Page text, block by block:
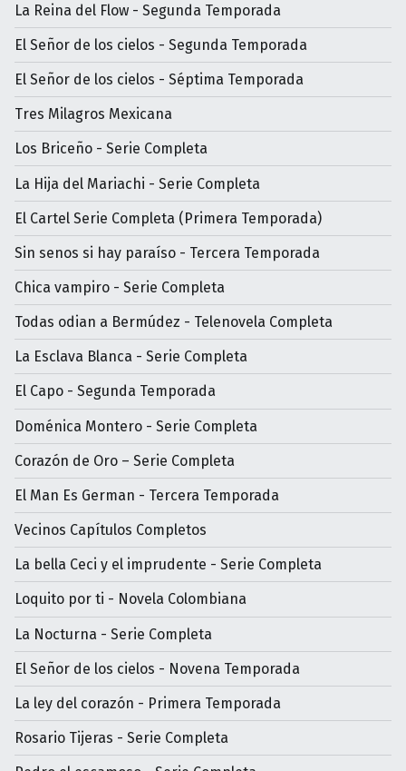
La Reina del Flow - Segunda Temporada
El Señor de los cielos - Segunda Temporada
El Señor de los cielos - Séptima Temporada
Tres Milagros Mexicana
Los Briceño - Serie Completa
La Hija del Mariachi - Serie Completa
El Cartel Serie Completa (Primera Temporada)
Sin senos si hay paraíso - Tercera Temporada
Chica vampiro - Serie Completa
Todas odian a Bermúdez - Telenovela Completa
La Esclava Blanca - Serie Completa
El Capo - Segunda Temporada
Doménica Montero - Serie Completa
Corazón de Oro – Serie Completa
El Man Es German - Tercera Temporada
Vecinos Capítulos Completos
La bella Ceci y el imprudente - Serie Completa
Loquito por ti - Novela Colombiana
La Nocturna - Serie Completa
El Señor de los cielos - Novena Temporada
La ley del corazón - Primera Temporada
Rosario Tijeras - Serie Completa